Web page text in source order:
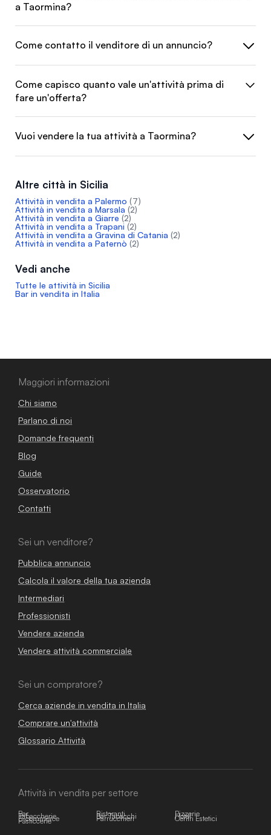
a Taormina?
Come contatto il venditore di un annuncio?
Come capisco quanto vale un'attività prima di
fare un'offerta?
Vuoi vendere la tua attività a Taormina?
Altre città in Sicilia
Attività in vendita a Palermo (7)
Attività in vendita a Marsala (2)
Attività in vendita a Giarre (2)
Attività in vendita a Trapani (2)
Attività in vendita a Gravina di Catania (2)
Attività in vendita a Paternò (2)
Vedi anche
Tutte le attività in Sicilia
Bar in vendita in Italia
Maggiori informazioni
Chi siamo
Parlano di noi
Domande frequenti
Blog
Guide
Osservatorio
Contatti
Sei un venditore?
Pubblica annuncio
Calcola il valore della tua azienda
Intermediari
Professionisti
Vendere azienda
Vendere attività commerciale
Sei un compratore?
Cerca aziende in vendita in Italia
Comprare un'attività
Glossario Attività
Attività in vendita per settore
Bar Ristoranti Pizzerie
Tabaccherie Bar Tabacchi Hotel
E-commerce Parrucchieri Centri Estetici
Pasticcerie